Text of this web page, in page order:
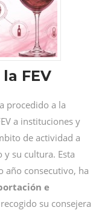
FEV
procedido a la
a instituciones y
de actividad a
su cultura. Esta
año consecutivo, ha
e
su consejera